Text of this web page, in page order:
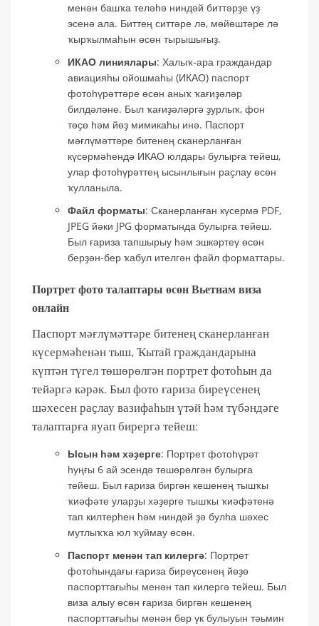
менән башҡа теләһә ниндәй биттәрҙе үҙ
эсенә ала. Биттең ситтәре лә, мөйөштәре лә
ҡырҡылмаһын өсөн тырышығыҙ.
ИКАО линиялары: Халыҡ-ара граждандар
авиацияһы ойошмаһы (ИКАО) паспорт
фотоһүрәттәре өсөн аныҡ ҡағиҙәләр
билдәләне. Был ҡағиҙәләргә ҙурлыҡ, фон
төҫө һәм йөҙ мимикаһы инә. Паспорт
мәғлүмәттәре битенең сканерланған
күсермәһендә ИКАО юлдары булырға тейеш,
улар фотоһүрәттең ысынлығын раҫлау өсөн
ҡулланыла.
Файл форматы: Сканерланған күсермә PDF,
JPEG йәки JPG форматында булырға тейеш.
Был ғариза тапшырыу һәм эшкәртеү өсөн
берҙән-бер ҡабул ителгән файл форматтары.
Портрет фото талаптары өсөн Вьетнам виза
онлайн
Паспорт мәғлүмәттәре битенең сканерланған
күсермәһенән тыш, Ҡытай граждандарына
күптән түгел төшөрөлгән портрет фотоһын да
тейәргә кәрәк. Был фото ғариза биреүсенең
шәхесен раҫлау вазифаһын үтәй һәм түбәндәге
талаптарға яуап бирергә тейеш:
Ысын һәм хәҙерге: Портрет фотоһүрәт
һуңғы 6 ай эсендә төшөрөлгән булырға
тейеш. Был ғариза биргән кешенең тышҡы
ҡиәфәте уларҙы хәҙерге тышҡы ҡиәфәтенә
тап килтерһен һәм ниндәй ҙә булһа шәхес
мутлыҡҡа юл ҡуймау өсөн.
Паспорт менән тап килергә: Портрет
фотоһындағы ғариза биреүсенең йөҙө
паспорттағыһы менән тап килергә тейеш. Был
виза алыу өсөн ғариза биргән кешенең
паспорттағыһы менән бер үк булыуын тәьмин